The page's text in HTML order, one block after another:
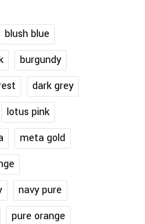
blush blue
burgundy
dark grey
lotus pink
meta gold
navy pure
pure orange